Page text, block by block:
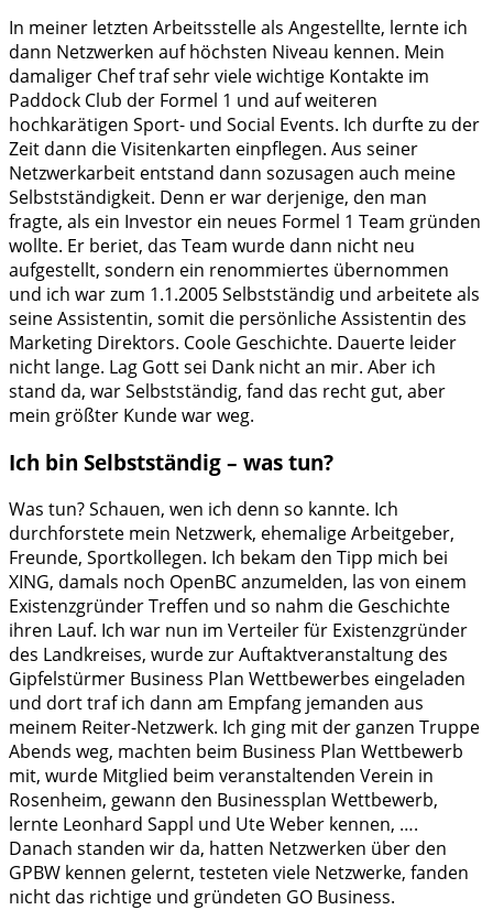
In meiner letzten Arbeitsstelle als Angestellte, lernte ich
dann Netzwerken auf höchsten Niveau kennen. Mein
damaliger Chef traf sehr viele wichtige Kontakte im
Paddock Club der Formel 1 und auf weiteren
hochkarätigen Sport- und Social Events. Ich durfte zu der
Zeit dann die Visitenkarten einpflegen. Aus seiner
Netzwerkarbeit entstand dann sozusagen auch meine
Selbstständigkeit. Denn er war derjenige, den man
fragte, als ein Investor ein neues Formel 1 Team gründen
wollte. Er beriet, das Team wurde dann nicht neu
aufgestellt, sondern ein renommiertes übernommen
und ich war zum 1.1.2005 Selbstständig und arbeitete als
seine Assistentin, somit die persönliche Assistentin des
Marketing Direktors. Coole Geschichte. Dauerte leider
nicht lange. Lag Gott sei Dank nicht an mir. Aber ich
stand da, war Selbstständig, fand das recht gut, aber
mein größter Kunde war weg.
Ich bin Selbstständig – was tun?
Was tun? Schauen, wen ich denn so kannte. Ich
durchforstete mein Netzwerk, ehemalige Arbeitgeber,
Freunde, Sportkollegen. Ich bekam den Tipp mich bei
XING, damals noch OpenBC anzumelden, las von einem
Existenzgründer Treffen und so nahm die Geschichte
ihren Lauf. Ich war nun im Verteiler für Existenzgründer
des Landkreises, wurde zur Auftaktveranstaltung des
Gipfelstürmer Business Plan Wettbewerbes eingeladen
und dort traf ich dann am Empfang jemanden aus
meinem Reiter-Netzwerk. Ich ging mit der ganzen Truppe
Abends weg, machten beim Business Plan Wettbewerb
mit, wurde Mitglied beim veranstaltenden Verein in
Rosenheim, gewann den Businessplan Wettbewerb,
lernte Leonhard Sappl und Ute Weber kennen, ….
Danach standen wir da, hatten Netzwerken über den
GPBW kennen gelernt, testeten viele Netzwerke, fanden
nicht das richtige und gründeten GO Business.